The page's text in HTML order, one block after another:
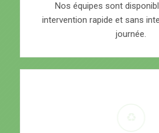
Nos équipes sont
intervention rapide et sans
journée.